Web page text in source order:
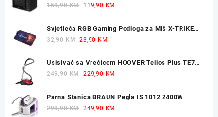
20L
159,90KM
Original
was:
119,90 KM
is:
Svjetleća RGB Gaming Podloga za Miš X-TRIKE
77x30cm
32,90KM Original
was:
23,90 KMCurrent
Usisivač sa Vrećicom HOOVER Telios Plus TE70
700W
249,90KM Original
was:
229,90 KM
is:
Parna Stanica BRAUN Pegla IS 1012 2400W
299,90KM Original
249,90 KM